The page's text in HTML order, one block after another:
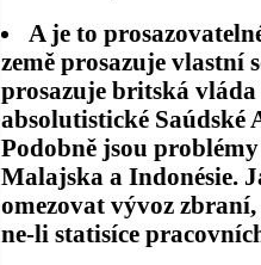
A je to
země prosazuje vlastní
prosazuje britská
absolutistické
Podobně jsou
Malajska a Indonésie.
omezovat vývoz
ne-li statisíce